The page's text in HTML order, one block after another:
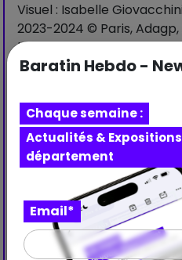
Visuel : Isabelle
2023-2024 © Paris,
l’artiste
Visiter le
Copier le lien
Baratin Hebdo -
Chaque semaine :
Actualités &
département
Email*